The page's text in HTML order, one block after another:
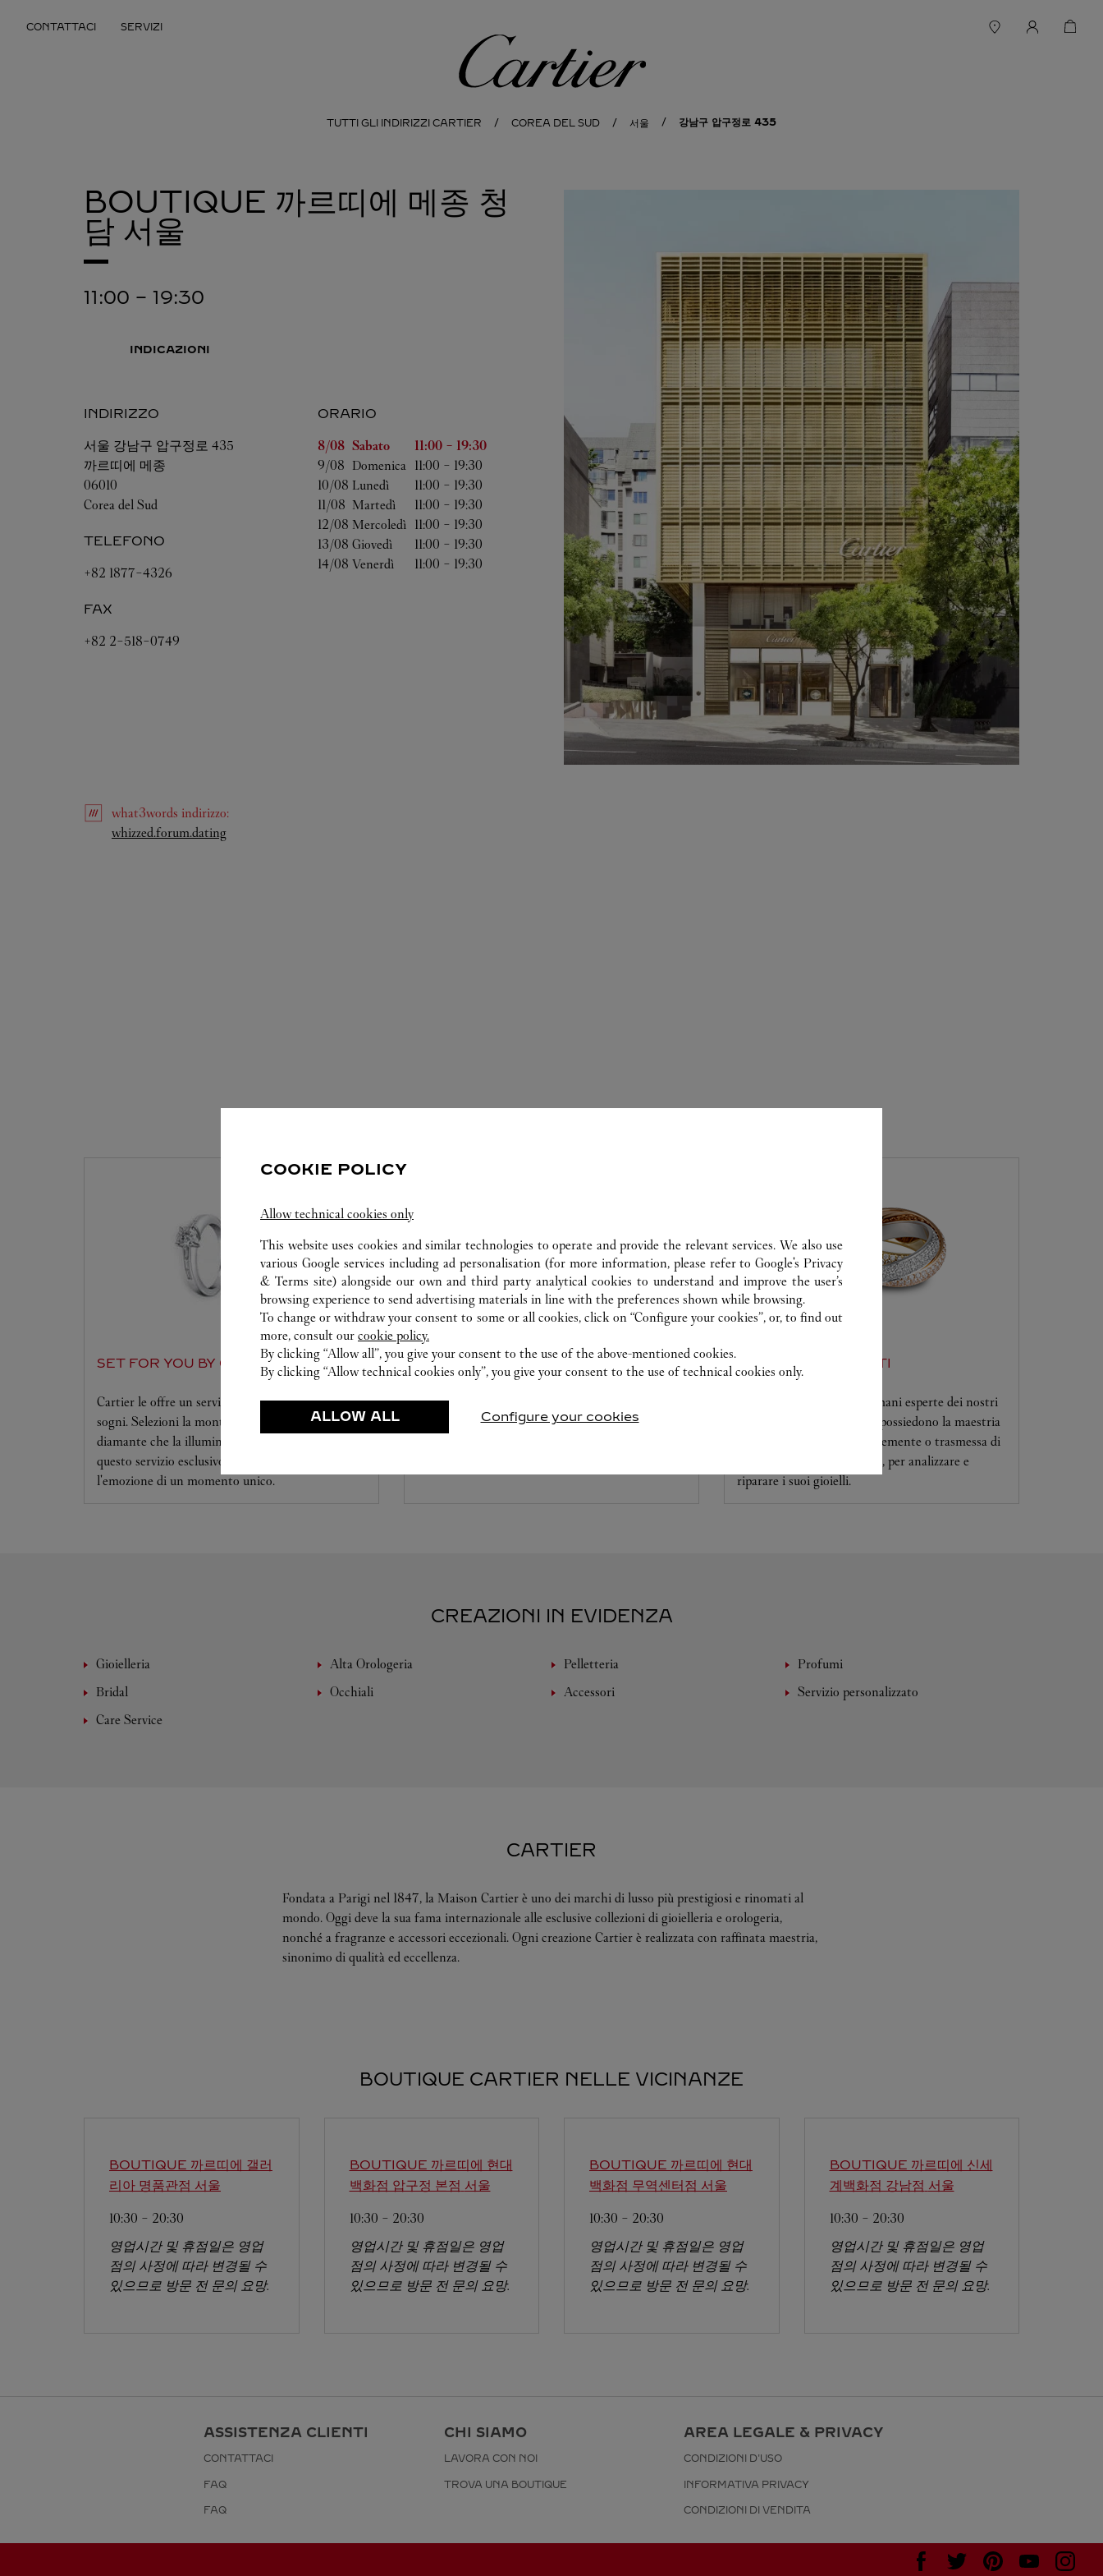
CONTATTACI SERVIZI
Cartier
TUTTI GLI INDIRIZZI CARTIER COREA DEL SUD 서울 강남구 압구정로 435
BOUTIQUE 까르띠에 메종 청
담 서울
11:00 - 19:30
INDICAZIONI
INDIRIZZO
서울 강남구 압구정로 435
까르띠에 메종
06010
Corea del Sud
TELEFONO
+82 1877-4326
FAX
+82 2-518-0749
ORARIO
Giorno della settimanaOrario
8/08 Sabato 11:00 - 19:30
9/08 Domenica 11:00 - 19:30
10/08 Lunedì 11:00 - 19:30
11/08 Martedì 11:00 - 19:30
12/08 Mercoledì 11:00 - 19:30
13/08 Giovedì 11:00 - 19:30
14/08 Venerdì 11:00 - 19:30
what3words indirizzo:
whizzed.forum.datingLink Opens in New Tab
SET FOR YOU BY CARTIER
Cartier le offre un servizio all'altezza dei suoi
sogni. Selezioni la montatura desiderata e il
diamante che la illuminerà. Si lasci sedurre da
questo servizio esclusivo che la condurrà verso
l'emozione di un momento unico.
LABORATORIO DI OROLOGERIA
I nostri esperti Cartier sono a vostra disposizione
in questa boutique per effettuare una diagnosi
ASSISTENZA CLIENTI
Affidi le sue creazioni alle mani esperte dei nostri
artigiani Cartier. Solo loro possiedono la maestria
necessaria, acquisita recentemente o trasmessa di
generazione in generazione, per analizzare e
riparare i suoi gioielli.
CREAZIONI IN EVIDENZA
Gioielleria Alta Orologeria Pelletteria
Profumi
Bridal
Occhiali Accessori
Servizio personalizzato
Care Service
CARTIER
Fondata a Parigi nel 1847, la Maison Cartier è uno dei marchi di lusso più prestigiosi e rinomati al
mondo. Oggi deve la sua fama internazionale alle esclusive collezioni di gioielleria e orologeria,
nonché a fragranze e accessori eccezionali. Ogni creazione Cartier è realizzata con raffinata maestria,
sinonimo di qualità ed eccellenza.
BOUTIQUE CARTIER NELLE VICINANZE
BOUTIQUE 까르띠에 갤러
리아 명품관점 서울
10:30 - 20:30
영업시간 및 휴점일은 영업
점의 사정에 따라 변경될 수
있으므로 방문 전 문의 요망.
BOUTIQUE 까르띠에 현대
백화점 압구정 본점 서울
10:30 - 20:30
영업시간 및 휴점일은 영업
점의 사정에 따라 변경될 수
있으므로 방문 전 문의 요망.
BOUTIQUE 까르띠에 현대
백화점 무역센터점 서울
10:30 - 20:30
영업시간 및 휴점일은 영업
점의 사정에 따라 변경될 수
있으므로 방문 전 문의 요망.
BOUTIQUE 까르띠에 신세
계백화점 강남점 서울
10:30 - 20:30
영업시간 및 휴점일은 영업
점의 사정에 따라 변경될 수
있으므로 방문 전 문의 요망.
ASSISTENZA CLIENTI
CONTATTACI
FAQ
FAQ
CHI SIAMO
LAVORA CON NOI
TROVA UNA BOUTIQUE
AREA LEGALE & PRIVACY
CONDIZIONI D'USO
INFORMATIVA PRIVACY
CONDIZIONI DI VENDITA
Visitare Cartier su Facebook
Visitare Cartier su Twitter
Visitare Cartier su
Visitare Cartier
Visitare
COOKIE POLICY
Allow technical cookies only
This website uses cookies and similar technologies to operate and provide the relevant services. We also use
various Google services including ad personalisation (for more information, please refer toGoogle's Privacy
& Terms site) alongside our own and third party analytical cookies to understand and improve the user’s
browsing experience to send advertising materials in line with the preferences shown while browsing.
To change or withdraw your consent to some or all cookies, click on “Configure your cookies”, or, to find out
more, consult our cookie policy.
By clicking “Allow all”, you give your consent to the use of the above-mentioned cookies.
By clicking “Allow technical cookies only”, you give your consent to the use of technical cookies only.
ALLOW ALL Configure your cookies